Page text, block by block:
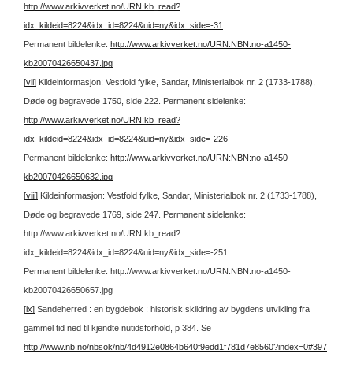
http://www.arkivverket.no/URN:kb_read?
idx_kildeid=8224&idx_id=8224&uid=ny&idx_side=-31
Permanent bildelenke: http://www.arkivverket.no/URN:NBN:no-a1450-
kb20070426650437.jpg
[vii] Kildeinformasjon: Vestfold fylke, Sandar, Ministerialbok nr. 2 (1733-1788),
Døde og begravede 1750, side 222. Permanent sidelenke:
http://www.arkivverket.no/URN:kb_read?
idx_kildeid=8224&idx_id=8224&uid=ny&idx_side=-226
Permanent bildelenke: http://www.arkivverket.no/URN:NBN:no-a1450-
kb20070426650632.jpg
[viii] Kildeinformasjon: Vestfold fylke, Sandar, Ministerialbok nr. 2 (1733-1788),
Døde og begravede 1769, side 247. Permanent sidelenke:
http://www.arkivverket.no/URN:kb_read?
idx_kildeid=8224&idx_id=8224&uid=ny&idx_side=-251
Permanent bildelenke: http://www.arkivverket.no/URN:NBN:no-a1450-
kb20070426650657.jpg
[ix] Sandeherred : en bygdebok : historisk skildring av bygdens utvikling fra
gammel tid ned til kjendte nutidsforhold, p 384. Se
http://www.nb.no/nbsok/nb/4d4912e0864b640f9edd1f781d7e8560?index=0#397